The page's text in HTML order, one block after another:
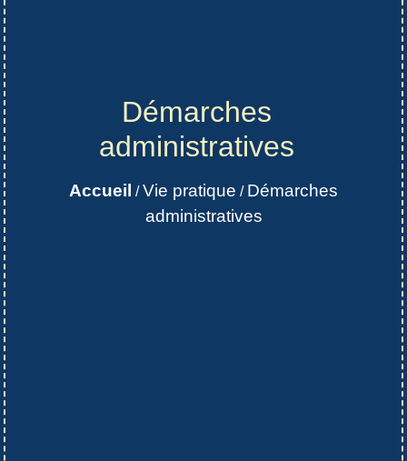
Démarches
administratives
Accueil /Vie pratique / Démarches
administratives